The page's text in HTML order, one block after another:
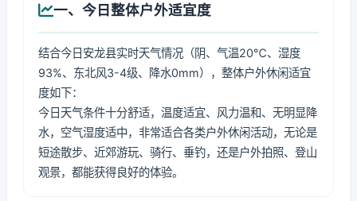
一、今日整体户外适宜度
结合今日安龙县实时天气情况（阴、气温20℃、湿度
93%、东北风3-4级、降水0mm），整体户外休闲适宜
度如下：
今日天气条件十分舒适，温度适宜、风力温和、无明显降
水，空气湿度适中，非常适合各类户外休闲活动，无论是
短途散步、近郊游玩、骑行、垂钓，还是户外拍照、登山
观景，都能获得良好的体验。